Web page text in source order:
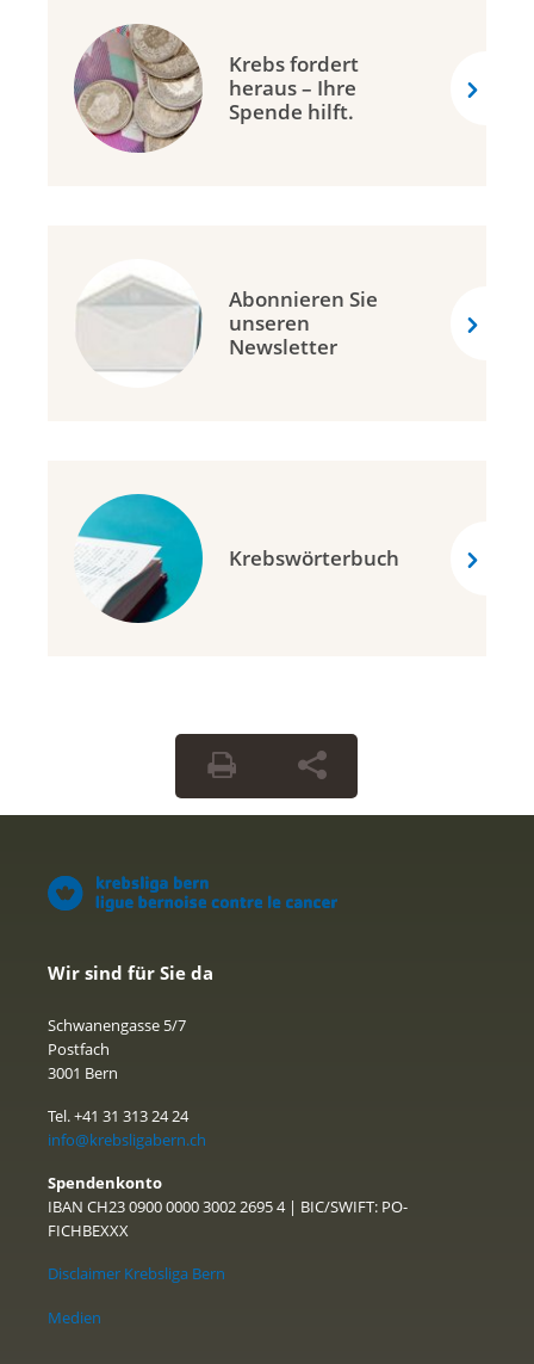
Krebs fordert
heraus – Ihre
Spende hilft.
Abonnieren Sie
unseren
Newsletter
Krebswörterbuch
Wir sind für Sie da
Schwanengasse 5/7
Postfach
3001 Bern
Tel. +41 31 313 24 24
info@krebsligabern.ch
Spendenkonto
IBAN CH23 0900 0000 3002 2695 4 | BIC/SWIFT: PO-
FICHBEXXX
Disclaimer Krebsliga Bern
Medien